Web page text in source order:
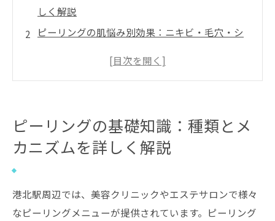
しく解説
ピーリングの肌悩み別効果：ニキビ・毛穴・シ
ピーリングの料金相場：地域ごとのリアルなデ
までの流れ
ピーリングのビフォーアフター：症例紹介と改
自宅でのピーリングとプロ施術の違い
ピーリングにおけるリスク対策とトラブル時の
ピーリングの基礎知識：種類とメ
カニズムを詳しく解説
港北駅周辺では、美容クリニックやエステサロンで様々
なピーリングメニューが提供されています。ピーリング